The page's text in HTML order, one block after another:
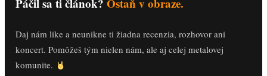
Daj nám like a neunikne ti žiadna recenzia, rozhovor ani
koncert. Pomôžeš tým nielen nám, ale aj celej metalovej
komunite.